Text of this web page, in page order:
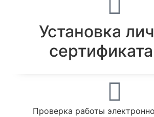
Установка
Проверка работы